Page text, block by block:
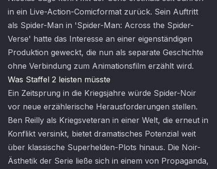
in ein Live-Action-Comicformat zurück. Sein Auftritt
als Spider-Man in 'Spider-Man: Across the Spider-
Verse' hatte das Interesse an einer eigenständigen
Produktion geweckt, die nun als separate Geschichte
ohne Verbindung zum Animationsfilm erzählt wird.
Was Staffel 2 leisten müsste
Ein Zeitsprung in die Kriegsjahre würde Spider-Noir
vor neue erzählerische Herausforderungen stellen.
Ben Reilly als Kriegsveteran in einer Welt, die erneut in
Konflikt versinkt, bietet dramatisches Potenzial weit
über klassische Superhelden-Plots hinaus. Die Noir-
Ästhetik der Serie ließe sich in einem von Propaganda,